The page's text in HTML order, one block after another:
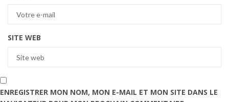
SITE WEB
ENREGISTRER MON NOM, MON E-MAIL ET MON SITE DANS LE